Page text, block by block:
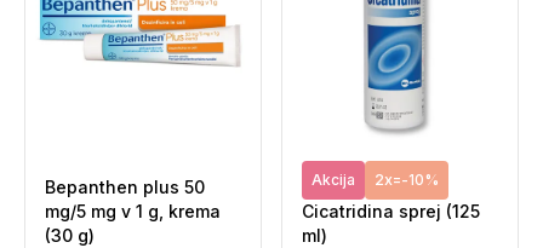
Bepanthen plus 50
mg/5 mg v 1 g, krema
(30 g)
Akcija 2x=-10%
Cicatridina sprej (125
ml)